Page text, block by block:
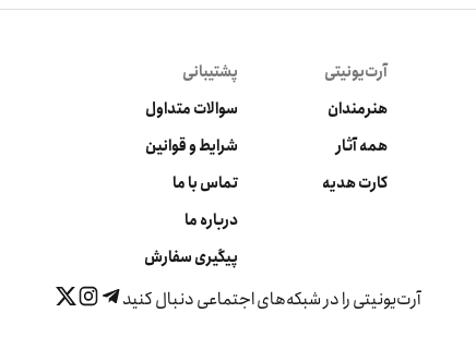
آرت‌یونیتی
هنرمندان
همه آثار
کارت هدیه
پشتیبانی
سوالات متداول
شرایط و قوانین
تماس با ما
درباره ما
پیگیری سفارش
آرت‌یونیتی را در شبکه‌های اجتماعی دنبال کنید